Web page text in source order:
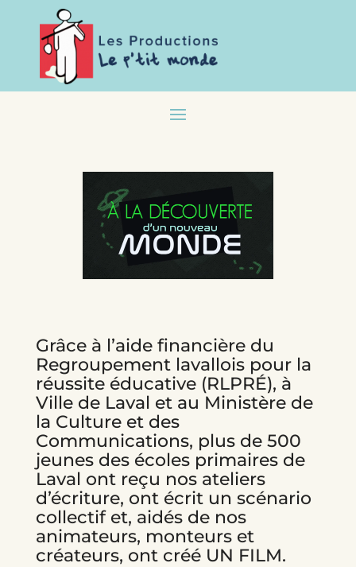
Grâce à l’aide financière du
Regroupement lavallois pour la
réussite éducative (RLPRÉ), à
Ville de Laval et au Ministère de
la Culture et des
Communications, plus de 500
jeunes des écoles primaires de
Laval ont reçu nos ateliers
d’écriture, ont écrit un scénario
collectif et, aidés de nos
animateurs, monteurs et
créateurs, ont créé UN FILM.